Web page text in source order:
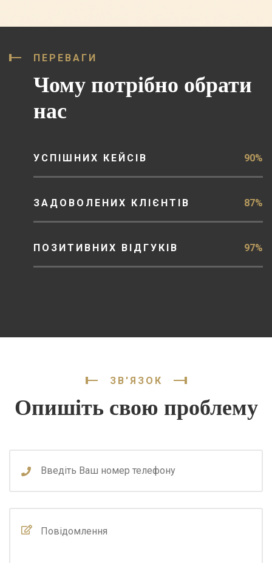
ПЕРЕВАГИ
Чому потрібно обрати
нас
УСПІШНИХ КЕЙСІВ 90%
ЗАДОВОЛЕНИХ КЛІЄНТІВ 87%
ПОЗИТИВНИХ ВІДГУКІВ 97%
ЗВ'ЯЗОК
Опишіть свою проблему